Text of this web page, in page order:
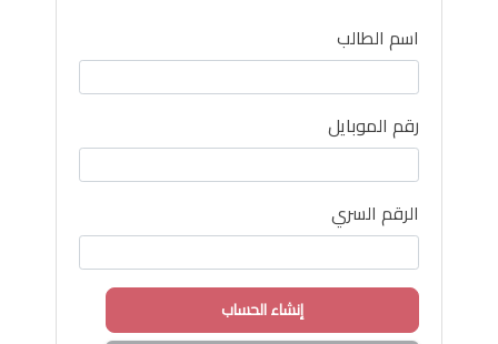
اسم الطالب
رقم الموبايل
الرقم السري